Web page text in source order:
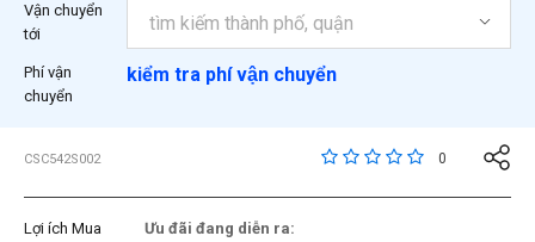
Vận chuyển
tới
Phí vận
chuyển
kiểm tra phí vận chuyển
CSC542S002 5 trên đánh giá của 5
0
Lợi ích Mua
Ưu đãi đang diễn ra: